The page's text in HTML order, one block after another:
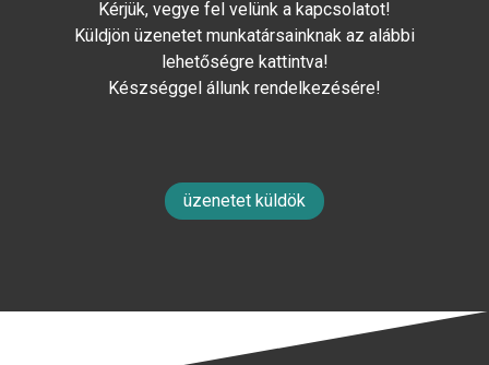
Kérjük, vegye fel velünk a kapcsolatot!
Küldjön üzenetet munkatársainknak az alábbi
lehetőségre kattintva!
Készséggel állunk rendelkezésére!
üzenetet küldök